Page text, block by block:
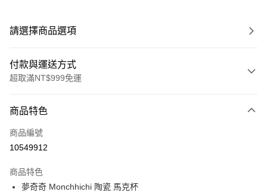
請選擇商品選項
付款與運送方式
超取滿NT$999免運
信用卡一次付款
信用卡分期付款
合作金庫商業銀行
華南商業銀行
超商取貨付款
商品特色
商品編號
10549912
商品特色
夢奇奇 Monchhichi 陶瓷 馬克杯